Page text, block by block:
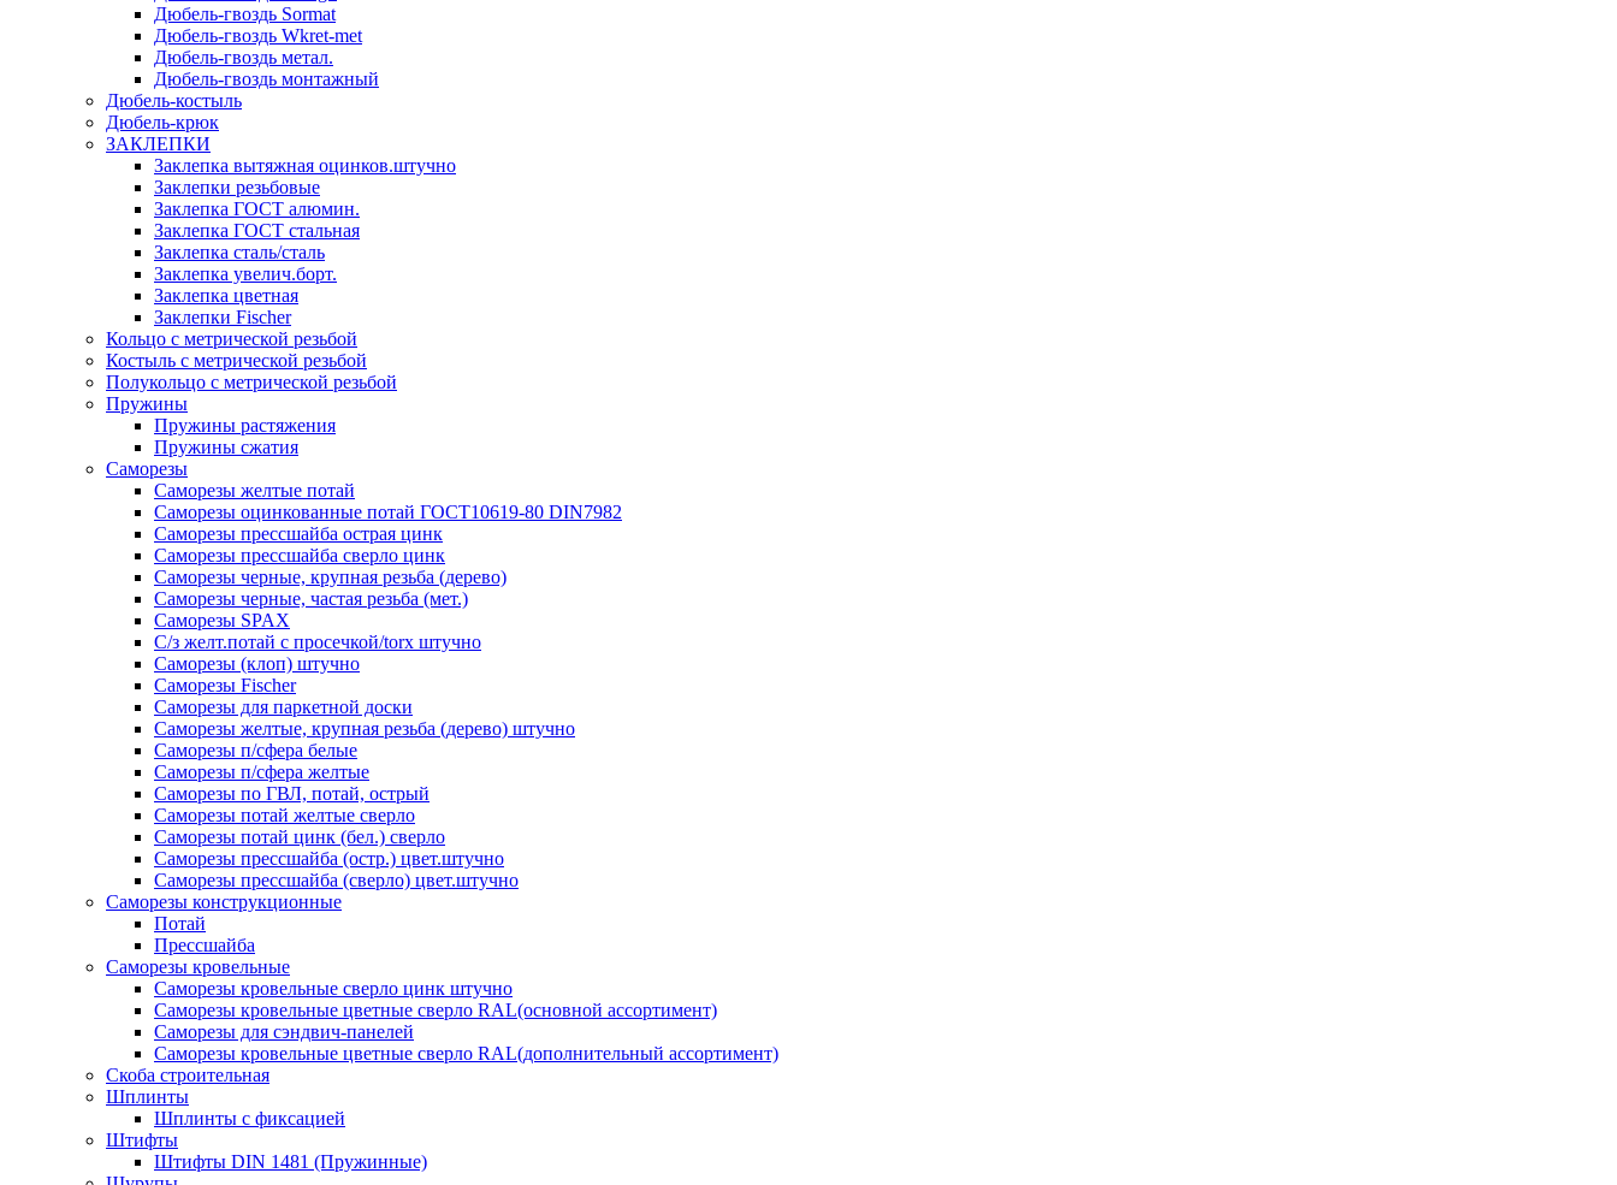
Дюбель-гвоздь Sormat
Дюбель-гвоздь Wkret-met
Дюбель-гвоздь метал.
Дюбель-гвоздь монтажный
Дюбель-костыль
Дюбель-крюк
ЗАКЛЕПКИ
Заклепка вытяжная оцинков.штучно
Заклепки резьбовые
Заклепка ГОСТ алюмин.
Заклепка ГОСТ стальная
Заклепка сталь/сталь
Заклепка увелич.борт.
Заклепка цветная
Заклепки Fischer
Кольцо с метрической резьбой
Костыль с метрической резьбой
Полукольцо с метрической резьбой
Пружины
Пружины растяжения
Пружины сжатия
Саморезы
Саморезы желтые потай
Саморезы оцинкованные потай ГОСТ10619-80 DIN7982
Саморезы прессшайба острая цинк
Саморезы прессшайба сверло цинк
Саморезы черные, крупная резьба (дерево)
Саморезы черные, частая резьба (мет.)
Cаморезы SPAX
С/з желт.потай с просечкой/torx штучно
Саморезы (клоп) штучно
Саморезы Fischer
Саморезы для паркетной доски
Саморезы желтые, крупная резьба (дерево) штучно
Саморезы п/сфера белые
Саморезы п/сфера желтые
Саморезы по ГВЛ, потай, острый
Саморезы потай желтые сверло
Саморезы потай цинк (бел.) сверло
Саморезы прессшайба (остр.) цвет.штучно
Саморезы прессшайба (сверло) цвет.штучно
Саморезы конструкционные
Потай
Прессшайба
Саморезы кровельные
Саморезы кровельные сверло цинк штучно
Саморезы кровельные цветные сверло RAL(основной ассортимент)
Саморезы для сэндвич-панелей
Саморезы кровельные цветные сверло RAL(дополнительный ассортимент)
Скоба строительная
Шплинты
Шплинты с фиксацией
Штифты
Штифты DIN 1481 (Пружинные)